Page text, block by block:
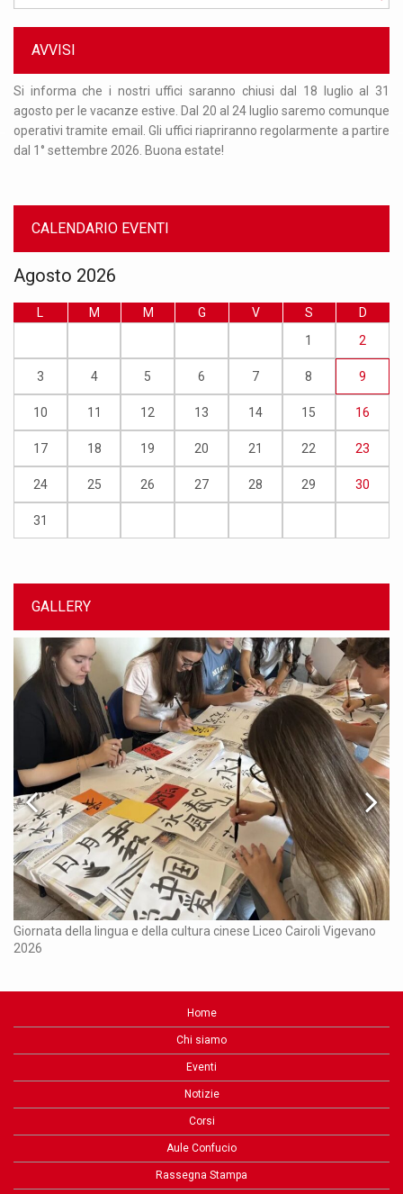
Cerca
AVVISI
Si informa che i nostri uffici saranno chiusi dal 18 luglio al 31
agosto per le vacanze estive. Dal 20 al 24 luglio saremo comunque
operativi tramite email. Gli uffici riapriranno regolarmente a partire
dal 1° settembre 2026. Buona estate!
CALENDARIO EVENTI
Agosto 2026
L M M G V S
D
1
2
3 4 5 6 7 8 9
10 11 12 13 14 15 16
17 18 19 20 21 22 23
24 25 26 27 28 29 30
31
GALLERY
Giornata della lingua e della cultura cinese Liceo Cairoli Vigevano
2026
Home
Chi siamo
Eventi
Notizie
Corsi
Aule Confucio
Rassegna Stampa